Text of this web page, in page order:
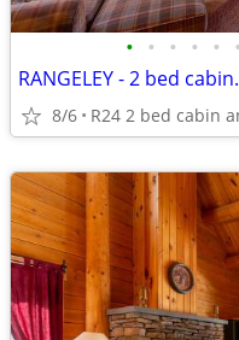
• • • • • •
RANGELEY - 2 bed
8/6 R24 2 bed cabin